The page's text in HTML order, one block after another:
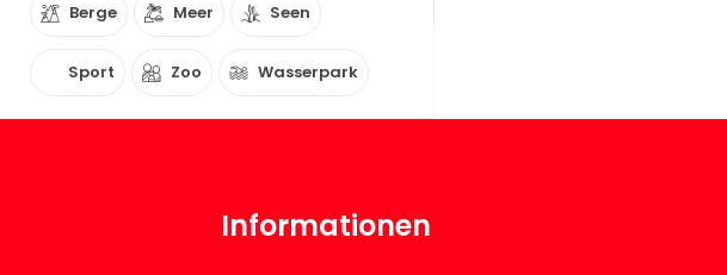
Berge Meer Seen
Sport Zoo Wasserpark
Informationen